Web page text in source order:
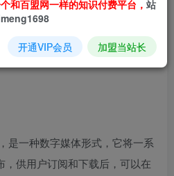
是一种数字媒体形式，它将一系
供用户订阅和下载后，可以在
和百盟网一样的知识付费平台， 站
开通VIP会员 加盟当站长